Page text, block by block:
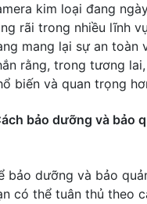
kim loại đang
rãi trong nhiều lĩnh
mang lại sự an toàn
rằng, trong tương
biến và quan trọng
bảo dưỡng và bảo
bảo dưỡng và bảo
có thể tuân thủ theo